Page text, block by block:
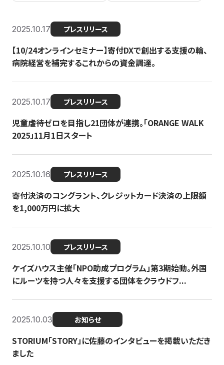
2025.10.17 プレスリリース
【10/24オンラインセミナー】寄付DXで創出する支援の輪、
病院経営を補完するこれからの資金調達。
2025.10.17 プレスリリース
児童虐待ゼロを目指し21団体が連携。「ORANGE WALK
2025」11月1日スタート
2025.10.16 プレスリリース
寄付決済のコングラント、クレジットカード決済の上限額
を1,000万円に拡大
2025.10.10 プレスリリース
ケイズハウス主催「NPO助成プログラム」第3期始動。外国
にルーツを持つ人々を支援する団体をクラウドフ...
2025.10.03 お知らせ
STORIUM「STORY」に佐藤のインタビューを掲載いただき
ました